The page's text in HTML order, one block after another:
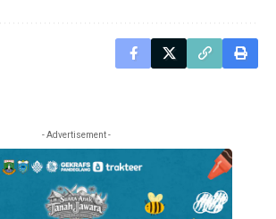
- Advertisement -